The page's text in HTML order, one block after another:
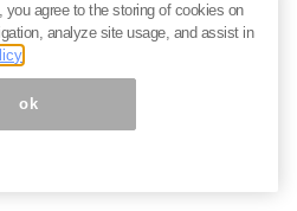
るうちは連鎖は止まらな
）
世に倦む日日
you agree to the storing of cookies on
analyze site usage, and assist in
ok